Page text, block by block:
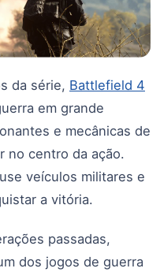
da série, Battlefield 4
em grande
e mecânicas de
no centro da ação.
veículos militares e
a vitória.
passadas,
dos jogos de guerra